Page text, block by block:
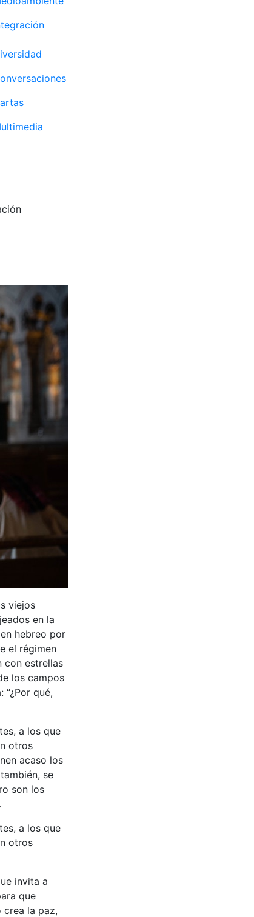
viejos
en la
hebreo por
el régimen
con estrellas
los campos
qué,
a los que
otros
acaso los
se
son los
a los que
otros
invita a
que
crea la paz,